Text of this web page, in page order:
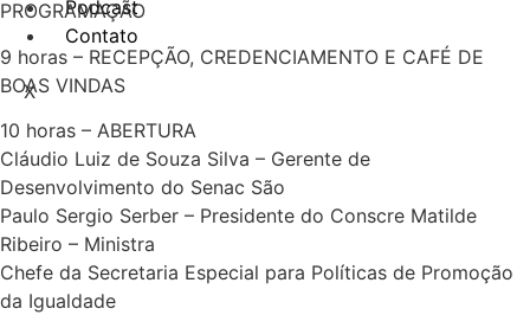
Podcast
Contato
X
PROGRAMAÇÃO
9 horas – RECEPÇÃO, CREDENCIAMENTO E CAFÉ DE
BOAS VINDAS
10 horas – ABERTURA
Cláudio Luiz de Souza Silva – Gerente de
Desenvolvimento do Senac São
Paulo Sergio Serber – Presidente do Conscre Matilde
Ribeiro – Ministra
Chefe da Secretaria Especial para Políticas de Promoção
da Igualdade